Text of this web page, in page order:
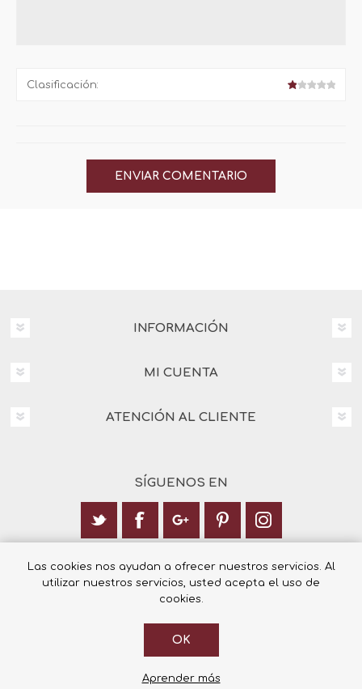
Clasificación:
INFORMACIÓN
MI CUENTA
ATENCIÓN AL CLIENTE
SÍGUENOS EN
Calle Italia 6, 03003 Alicante
+34 965 12 23 55
Las cookies nos ayudan a ofrecer nuestros servicios. Al
utilizar nuestros servicios, usted acepta el uso de
cookies.
OK
Aprender más